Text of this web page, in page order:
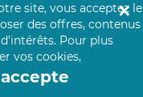
les personnes à mobilité
Nos aides à domicile, aides-
bénéficiaires partout en
quotidienne. Un besoin de
leurs services d'aide à la
site, vous acceptez le
des offres, contenus
Pour plus
vos cookies,
✕